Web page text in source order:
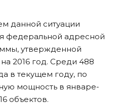
данной ситуации
федеральной адресной
утвержденной
2016 год. Среди 488
в текущем году, по
мощность в январе-
объектов.